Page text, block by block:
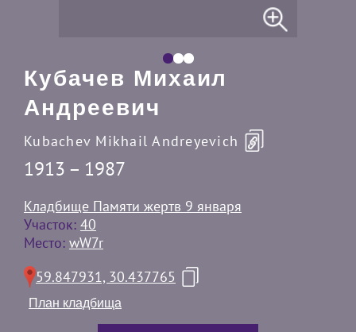
Кубачев Михаил
Андреевич
Kubachev Mikhail Andreyevich
1913 – 1987
Кладбище Памяти жертв 9 января
Участок: 40
Место: wW7r
59.847931, 30.437765
План кладбища